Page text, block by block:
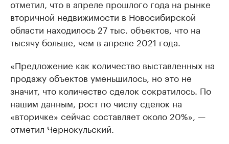
отметил, что в апреле прошлого года на рынке
вторичной недвижимости в Новосибирской
области находилось 27 тыс. объектов, что на
тысячу больше, чем в апреле 2021 года.
«Предложение как количество выставленных на
продажу объектов уменьшилось, но это не
значит, что количество сделок сократилось. По
нашим данным, рост по числу сделок на
«вторичке» сейчас составляет около 20%», —
отметил Чернокульский.